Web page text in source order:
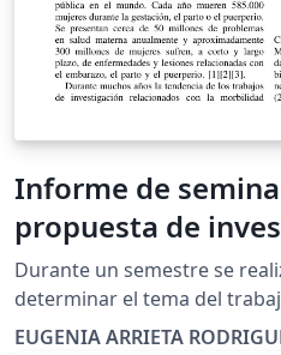
Informe de
propuesta de
Durante un semestre se
determinar el tema del
algunas opciones y
EUGENIA ARRIETA